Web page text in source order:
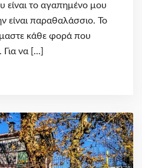
είναι το αγαπημένο μου
είναι παραθαλάσσιο. Το
κάθε φορά που
να [...]